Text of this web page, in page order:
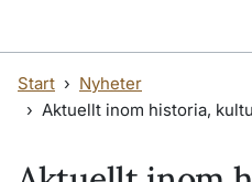
Start
Nyheter
Aktuellt inom historia,